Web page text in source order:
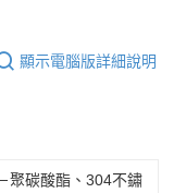
顯示電腦版詳細說明
聚碳酸酯、304不鏽